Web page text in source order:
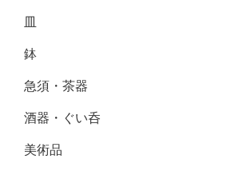
皿
鉢
急須・茶器
酒器・ぐい呑
美術品